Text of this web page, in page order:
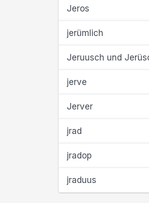
Jeros
jerümlich
Jeruusch und
jerve
Jerver
jrad
jradop
jraduus